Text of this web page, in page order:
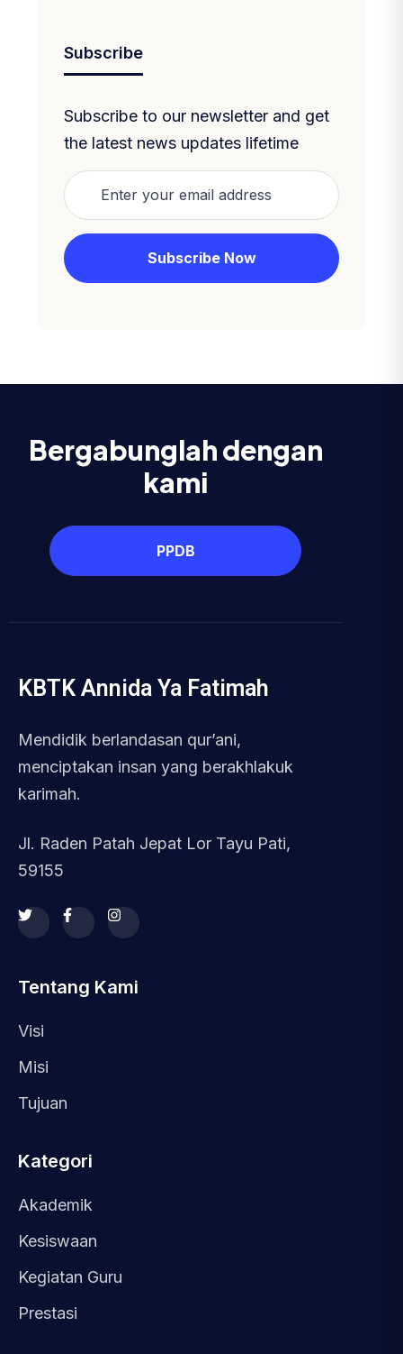
Subscribe
Subscribe to our newsletter and get
the latest news updates lifetime
Bergabunglah dengan
kami
PPDB
KBTK Annida Ya Fatimah
Mendidik berlandasan qur’ani,
menciptakan insan yang berakhlakuk
karimah.
Jl. Raden Patah Jepat Lor Tayu Pati,
59155
Tentang Kami
Visi
Misi
Tujuan
Kategori
Akademik
Kesiswaan
Kegiatan Guru
Prestasi